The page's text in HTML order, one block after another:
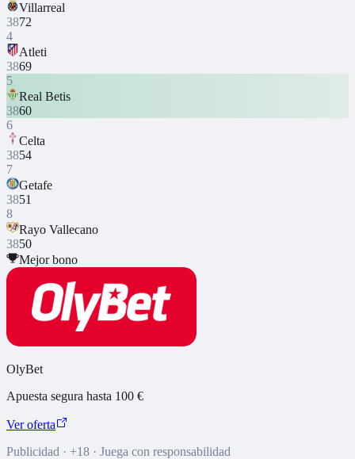
Villarreal
3872
4
Atleti
3869
5
Real Betis
3860
6
Celta
3854
7
Getafe
3851
8
Rayo Vallecano
3850
Mejor bono
OlyBet
Apuesta segura hasta 100 €
Ver oferta
Publicidad · +18 · Juega con responsabilidad